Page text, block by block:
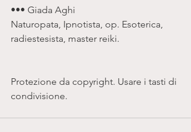
••• Giada Aghi
Naturopata, Ipnotista, op. Esoterica,
radiestesista, master reiki.
Protezione da copyright. Usare i tasti di
condivisione.